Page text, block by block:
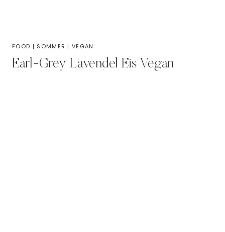
FOOD | SOMMER |VEGAN
Earl-Grey Lavendel Eis Vegan